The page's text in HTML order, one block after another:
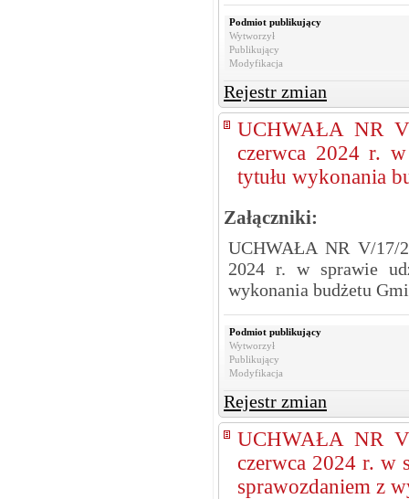
Podmiot publikujący
Wytworzył
Publikujący
Modyfikacja
Rejestr zmian
UCHWAŁA NR
czerwca 2024 r.
tytułu wykonania
Załączniki:
UCHWAŁA NR V/
2024 r. w sprawie
wykonania budżetu
Podmiot publikujący
Wytworzył
Publikujący
Modyfikacja
Rejestr zmian
UCHWAŁA NR
czerwca 2024 r. w
sprawozdaniem z